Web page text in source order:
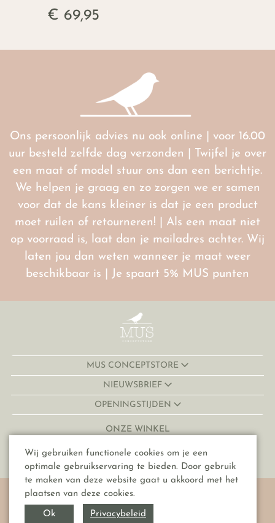
Wij gebruiken functionele cookies om je een
optimale gebruikservaring te bieden. Door gebruik
te maken van deze website gaat u akkoord met het
plaatsen van deze cookies.
Ok Privacybeleid
€ 69,95
Ons persoonlijk advies nu ook online | voor 16.00
uur besteld zelfde dag verzonden | Twijfel je over
een maat of model stuur ons dan een berichtje.
We helpen je graag en zo zorgen we er samen
voor dat de kans kleiner is dat je een product
moet ruilen of retourneren! | Als een maat niet
op voorraad is, laat dan je mailadres achter. Wij
laten jou dan weten wanneer je maat weer
beschikbaar is | Je spaart 5% MUS punten
MUS CONCEPTSTORE
NIEUWSBRIEF
OPENINGSTIJDEN
ONZE WINKEL
3511 KJ, Utrecht
© Copyright 2026 MUS conceptstore
Algemene voorwaarden
Privacyverklaring